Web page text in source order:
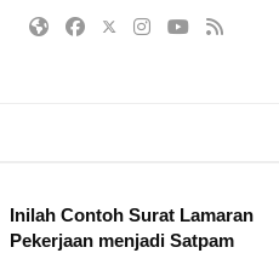
Inilah Contoh Surat Lamaran
Pekerjaan menjadi Satpam